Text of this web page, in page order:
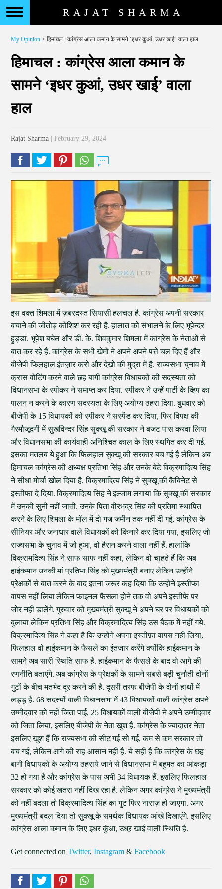
RAJAT SHARMA
My Opinion > हिमाचल : कांग्रेस आला कमान के सामने ‘इधर कुआं, उधर खाई’ वाला हाल
हिमाचल : कांग्रेस आला कमान के
सामने ‘इधर कुआं, उधर खाई’ वाला
हाल
Rajat Sharma | February 29, 2024
इस वक्त शिमला में ज़बरदस्त सियासी हलचल है. कांग्रेस अपनी सरकार
बचाने की जीतोड़ कोशिश कर रही है. हालात को संभालने के लिए भूपेन्दर
हुड्डा. भूपेश बघेल और डी. के. शिवकुमार शिमला में कांग्रेस के नेताओं से
बात कर रहे हैं. कांग्रेस के सभी खेमों ने अपने अपने पत्ते चल दिए हैं और
बीजेपी फिलहाल इंतज़ार करो और देखो की मुद्रा में है. राज्यसभा चुनाव में
क्रास वोटिंग करने वाले छह बागी कांग्रेस विधायकों की सदस्यता को
विधानसभा के स्पीकर ने समाप्त कर दिया. स्पीकर ने उन्हें पार्टी के व्हिप का
पालन न करने के कारण सदस्यता के लिए अयोग्य ठहरा दिया. बुधवार को
बीजेपी के 15 विधायकों को स्पीकर ने सस्पेंड कर दिया, फिर विपक्ष की
गैरमौजूदगी में सुखविन्दर सिंह सुक्खू की सरकार ने बजट पास करवा लिया
और विधानसभा की कार्यवाही अनिश्चित काल के लिए स्थगित कर दी गई.
इसका मतलब ये हुआ कि फिलहाल सुक्खू की सरकार बच गई है लेकिन अब
हिमाचल कांग्रेस की अध्यक्ष प्रतिभा सिंह और उनके बेटे विक्रमादित्य सिंह
ने सीधा मोर्चा खोल दिया है. विक्रमादित्य सिंह ने सुक्खू की कैबिनेट से
इस्तीफा दे दिया. विक्रमादित्य सिंह ने इल्जाम लगाया कि सुक्खू की सरकार
में उनकी सुनी नहीं जाती. उनके पिता वीरभद्र सिंह की प्रतिमा स्थापित
करने के लिए शिमला के मॉल में दो गज जमीन तक नहीं दी गई, कांग्रेस के
सीनियर और जनाधार वाले विधायकों को किनारे कर दिया गया, इसलिए जो
राज्यसभा के चुनाव में जो हुआ, वो हैरान करने वाला नहीं हैं. हालांकि
विक्रामदित्य सिंह ने साफ साफ नहीं कहा, लेकिन वो चाहते हैं कि अब
हाईकमान उनकी मां प्रतिभा सिंह को मुख्यमंत्री बनाए लेकिन उन्होंने
प्रेक्षकों से बात करने के बाद इतना जरूर कह दिया कि उन्होंने इस्तीफा
वापस नहीं लिया लेकिन फाइनल फैसला होने तक वो अपने इस्तीफे पर
जोर नहीं डालेंगे. गुरुवार को मुख्यमंत्री सुक्खू ने अपने घर पर विधायकों को
बुलाया लेकिन प्रतिभा सिंह और विक्रमादित्य सिंह उस बैठक में नहीं गये.
विक्रमादित्य सिंह ने कहा है कि उन्होंने अपना इस्तीफ़ा वापस नहीं लिया,
फिलहाल वो हाईकमान के फैसले का इंतजार करेंगे क्योंकि हाईकमान के
सामने अब सारी स्थिति साफ है. हाईकमान के फैसले के बाद वो आगे की
रणनीति बताएंगे. अब कांग्रेस के प्रेक्षकों के सामने सबसे बड़ी चुनौती दोनों
गुटों के बीच मतभेद दूर करने की है. दूसरी तरफ बीजेपी के दोनों हाथों में
लड्डू है. 68 सदस्यों वाली विधानसभा में 43 विधायकों वाली कांग्रेस अपने
उम्मीदवार को नहीं जिता पाई, 25 विधायकों वाली बीजेपी ने अपने उम्मीदवार
को जिता लिया, इसलिए बीजेपी के नेता खुश हैं. कांग्रेस के ज्यादातर नेता
इसलिए खुश हैं कि राज्यसभा की सीट गई सो गई, कम से कम सरकार तो
बच गई, लेकिन आगे की राह आसान नहीं है. ये सही है कि कांग्रेस के छह
बागी विधायकों के अयोग्य ठहराये जाने से विधानसभा में बहुमत का आंकड़ा
32 हो गया है और कांग्रेस के पास अभी 34 विधायक हैं. इसलिए फिलहाल
सरकार को कोई खतरा नहीं दिख रहा है. लेकिन अगर कांग्रेस ने मुख्यमंत्री
को नहीं बदला तो विक्रमादित्य सिंह का गुट फिर नाराज़ हो जाएगा. अगर
मुख्यमंत्री बदल दिया तो सुक्खू के समर्थक विधायक आंखे दिखाएंगे. इसलिए
कांग्रेस आला कमान के लिए इधर कुंआ, उधऱ खाई वाली स्थिति है.
Get connected onTwitter,Instagram &Facebook